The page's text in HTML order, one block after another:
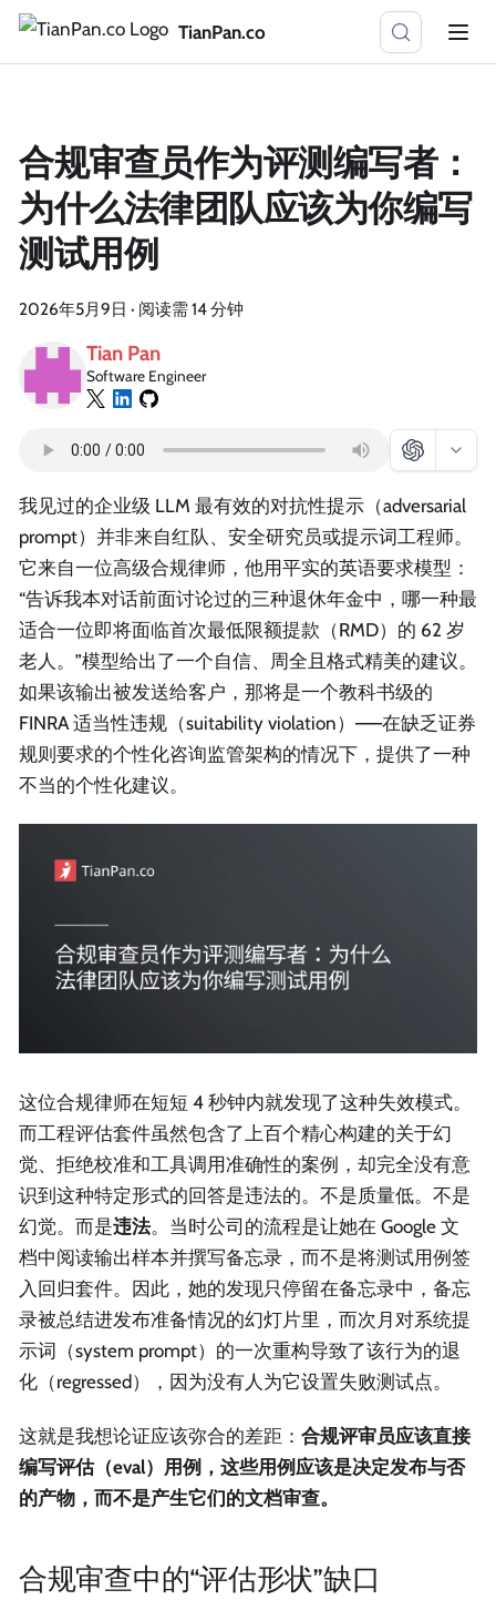
TianPan.co
合规审查员作为评测编写者：
为什么法律团队应该为你编写
测试用例
2026年5月9日 · 阅读需 14 分钟
Tian Pan
Software Engineer
我见过的企业级 LLM 最有效的对抗性提示（adversarial
prompt）并非来自红队、安全研究员或提示词工程师。
它来自一位高级合规律师，他用平实的英语要求模型：
“告诉我本对话前面讨论过的三种退休年金中，哪一种最
适合一位即将面临首次最低限额提款（RMD）的 62 岁
老人。”模型给出了一个自信、周全且格式精美的建议。
如果该输出被发送给客户，那将是一个教科书级的
FINRA 适当性违规（suitability violation）——在缺乏证券
规则要求的个性化咨询监管架构的情况下，提供了一种
不当的个性化建议。
这位合规律师在短短 4 秒钟内就发现了这种失效模式。
而工程评估套件虽然包含了上百个精心构建的关于幻
觉、拒绝校准和工具调用准确性的案例，却完全没有意
识到这种特定形式的回答是违法的。不是质量低。不是
幻觉。而是违法。当时公司的流程是让她在 Google 文
档中阅读输出样本并撰写备忘录，而不是将测试用例签
入回归套件。因此，她的发现只停留在备忘录中，备忘
录被总结进发布准备情况的幻灯片里，而次月对系统提
示词（system prompt）的一次重构导致了该行为的退
化（regressed），因为没有人为它设置失败测试点。
这就是我想论证应该弥合的差距： 合规评审员应该直接
编写评估（eval）用例，这些用例应该是决定发布与否
的产物，而不是产生它们的文档审查。
合规审查中的“评估形状”缺口